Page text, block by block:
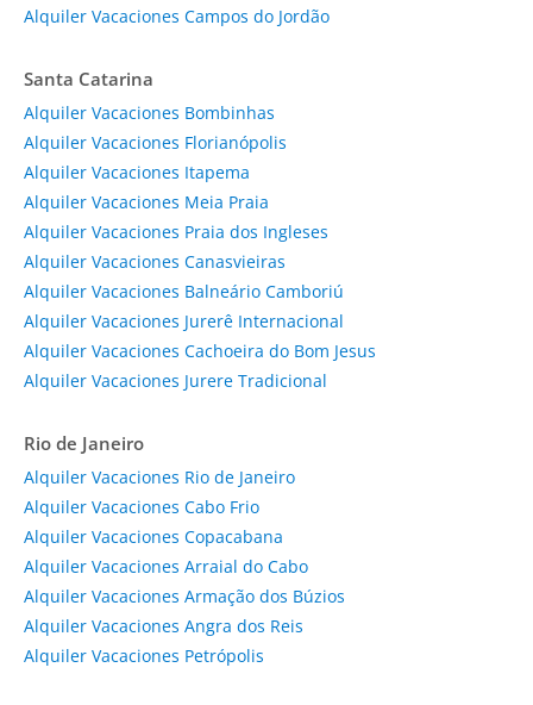
Alquiler Vacaciones Campos do Jordão
Santa Catarina
Alquiler Vacaciones Bombinhas
Alquiler Vacaciones Florianópolis
Alquiler Vacaciones Itapema
Alquiler Vacaciones Meia Praia
Alquiler Vacaciones Praia dos Ingleses
Alquiler Vacaciones Canasvieiras
Alquiler Vacaciones Balneário Camboriú
Alquiler Vacaciones Jurerê Internacional
Alquiler Vacaciones Cachoeira do Bom Jesus
Alquiler Vacaciones Jurere Tradicional
Rio de Janeiro
Alquiler Vacaciones Rio de Janeiro
Alquiler Vacaciones Cabo Frio
Alquiler Vacaciones Copacabana
Alquiler Vacaciones Arraial do Cabo
Alquiler Vacaciones Armação dos Búzios
Alquiler Vacaciones Angra dos Reis
Alquiler Vacaciones Petrópolis